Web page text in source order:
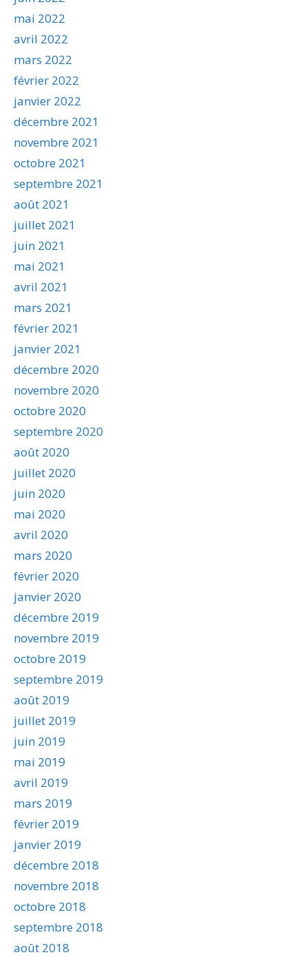
mai 2022
avril 2022
mars 2022
février 2022
janvier 2022
décembre 2021
novembre 2021
octobre 2021
septembre 2021
août 2021
juillet 2021
juin 2021
mai 2021
avril 2021
mars 2021
février 2021
janvier 2021
décembre 2020
novembre 2020
octobre 2020
septembre 2020
août 2020
juillet 2020
juin 2020
mai 2020
avril 2020
mars 2020
février 2020
janvier 2020
décembre 2019
novembre 2019
octobre 2019
septembre 2019
août 2019
juillet 2019
juin 2019
mai 2019
avril 2019
mars 2019
février 2019
janvier 2019
décembre 2018
novembre 2018
octobre 2018
septembre 2018
août 2018